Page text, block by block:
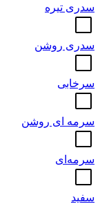
سدری تیره
سدری روشن
سرخابی
سرمه ای روشن
سرمه‌ای
سفید